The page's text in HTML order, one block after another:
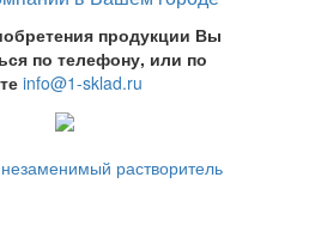
продукции Вы
по телефону, или по
info@1-sklad.ru
растворитель